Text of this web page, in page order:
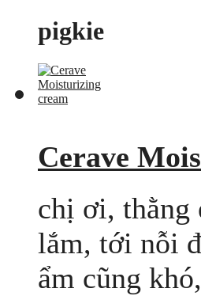
pigkie
Cerave
chị ơi, thằng
lắm, tới nỗi
ẩm cũng